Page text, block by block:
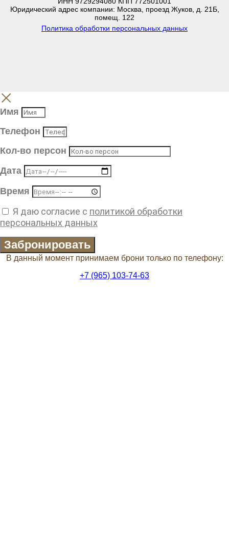
Юридический адрес компании: Москва, проезд Жуков, д. 21Б,
помещ. 122
Политика обработки персональных данных
Имя
Телефон
Кол-во персон
Дата
Время
Я даю согласие с политикой обработки
персональных данных
Забронировать
В данный момент принимаем брони только по телефону:
+7 (965) 103-74-63